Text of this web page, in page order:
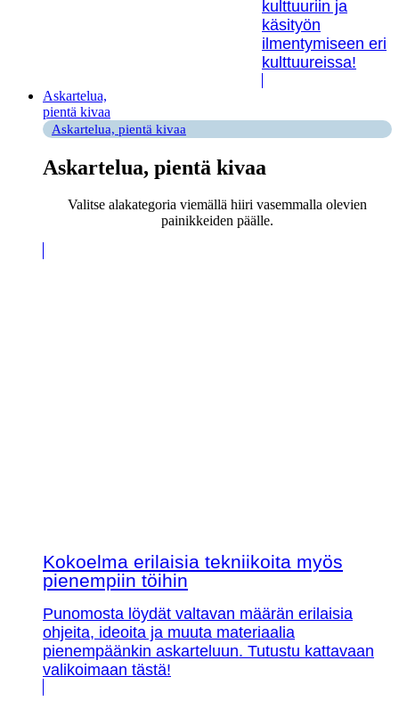
kulttuuriin ja
käsityön
ilmentymiseen eri
kulttuureissa!
Askartelua,
pientä kivaa
Askartelua, pientä kivaa
Askartelua, pientä kivaa
Valitse alakategoria viemällä hiiri vasemmalla olevien
painikkeiden päälle.
Kokoelma erilaisia tekniikoita myös
pienempiin töihin
Punomosta löydät valtavan määrän erilaisia
ohjeita, ideoita ja muuta materiaalia
pienempäänkin askarteluun. Tutustu kattavaan
valikoimaan tästä!